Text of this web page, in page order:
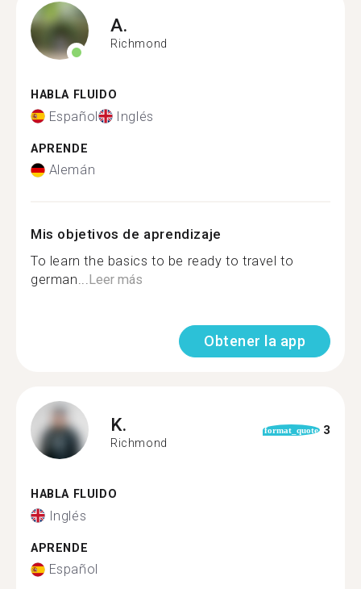
A.
Richmond
HABLA FLUIDO
Español Inglés
APRENDE
Alemán
Mis objetivos de aprendizaje
To learn the basics to be ready to travel to
german...Leer más
Obtener la app
K.
Richmond
format_quote 3
HABLA FLUIDO
Inglés
APRENDE
Español